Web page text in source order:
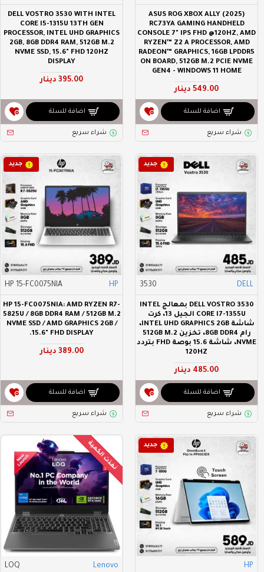
ASUS ROG XBOX ALLY (2025)
RC73YA GAMING HANDHELD
CONSOLE 7" IPS FHD @120HZ, AMD
RYZEN™ Z2 A PROCESSOR, AMD
RADEON™ GRAPHICS, 16GB LPDDR5
ON BOARD, 512GB M.2 PCIE NVME
GEN4 - WINDOWS 11 HOME
549.00 دينار
اضافة للسلة
شراء سريع
DELL VOSTRO 3530 WITH INTEL
CORE I5-1315U 13TH GEN
PROCESSOR, INTEL UHD GRAPHICS
2GB, 8GB DDR4 RAM, 512GB M.2
NVME SSD, 15.6" FHD 120HZ
DISPLAY
395.00 دينار
اضافة للسلة
شراء سريع
جديد
DELL
3530
DELL VOSTRO 3530 بمعالج INTEL
CORE I7-1355U الجيل 13، كرت
شاشة INTEL UHD GRAPHICS 2GB،
رام 8GB DDR4، تخزين 512GB M.2
NVME، شاشة 15.6 بوصة FHD بتردد
120HZ
485.00 دينار
اضافة للسلة
شراء سريع
جديد
HP
HP 15-FC0075NIA
HP 15-FC0075NIA: AMD RYZEN R7-
5825U / 8GB DDR4 RAM / 512GB M.2
NVME SSD / AMD GRAPHICS 2GB /
15.6" FHD DISPLAY.
389.00 دينار
اضافة للسلة
شراء سريع
جديد
HP
نفذت الكمية
Lenovo
LOQ